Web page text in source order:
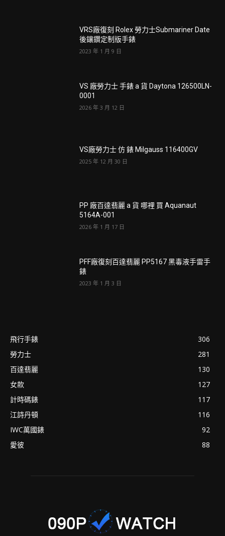
VRS廠復刻 Rolex 勞力士Submariner Date
後鑲鑽定制版手錶
2023 年 1 月 9 日
VS 廠勞力士 手錶 a 貨 Daytona 126500LN-
0001
2026 年 3 月 12 日
VS廠勞力士 仿 錶 Milgauss 116400GV
2025 年 12 月 30 日
PP 廠百達翡麗 a 貨 哪裡 買 Aquanaut
5164A-001
2026 年 1 月 17 日
PFF廠復刻百達翡麗 PP5167 黑毒液手雷手
錶
2023 年 1 月 3 日
飛行手錶
306
勞力士
281
百達翡麗
130
女款
127
計時碼錶
117
江詩丹頓
116
IWC萬國錶
92
愛彼
88